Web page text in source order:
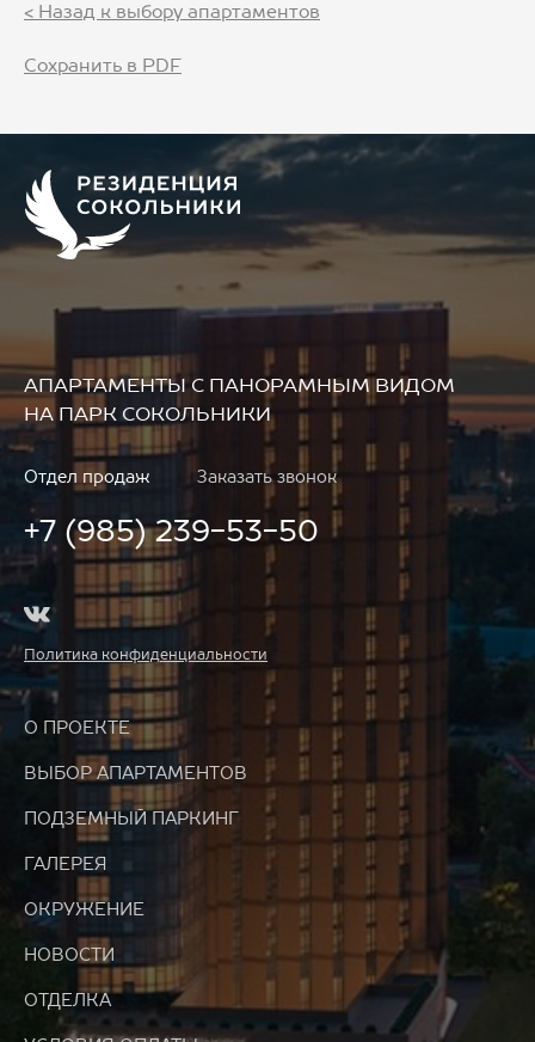
< Назад к выбору апартаментов
Сохранить в PDF
О ПРОЕКТЕ
ВЫБОР АПАРТАМЕНТОВ
ПОДЗЕМНЫЙ ПАРКИНГ
ГАЛЕРЕЯ
ОКРУЖЕНИЕ
НОВОСТИ
ОТДЕЛКА
АПАРТАМЕНТЫ С ПАНОРАМНЫМ ВИДОМ
НА ПАРК СОКОЛЬНИКИ
Отдел продаж Заказать звонок
+7 (985) 239-53-50
Политика конфиденциальности